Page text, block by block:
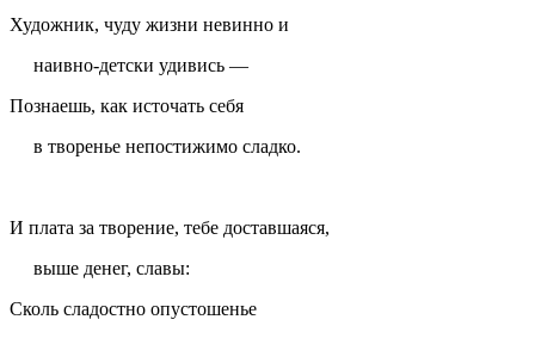
Художник, чуду жизни невинно и
наивно-детски удивись —
Познаешь, как источать себя
в творенье непостижимо сладко.
И плата за творение, тебе доставшаяся,
выше денег, славы:
Сколь сладостно опустошенье